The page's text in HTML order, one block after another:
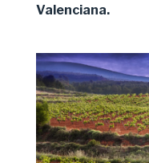
Valenciana.